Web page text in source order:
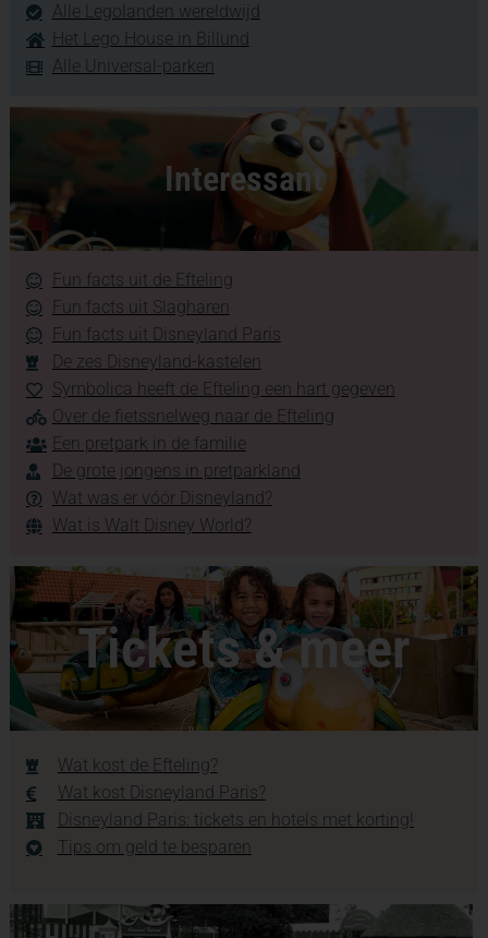
Alle Legolanden wereldwijd
Het Lego House in Billund
Alle Universal-parken
Interessant
Fun facts uit de Efteling
Fun facts uit Slagharen
Fun facts uit Disneyland Paris
De zes Disneyland-kastelen
Symbolica heeft de Efteling een hart gegeven
Over de fietssnelweg naar de Efteling
Een pretpark in de familie
De grote jongens in pretparkland
Wat was er vóór Disneyland?
Wat is Walt Disney World?
Tickets & meer
Wat kost de Efteling?
Wat kost Disneyland Paris?
Disneyland Paris: tickets en hotels met korting!
Tips om geld te besparen